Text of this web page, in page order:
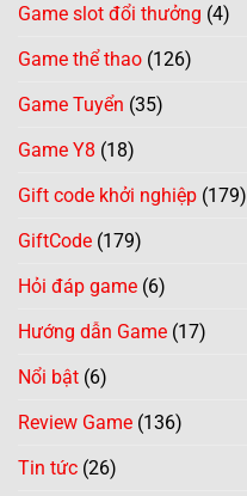
Game slot đổi thưởng (4)
Game thể thao (126)
Game Tuyển (35)
Game Y8 (18)
Gift code khởi nghiệp (179)
GiftCode (179)
Hỏi đáp game (6)
Hướng dẫn Game (17)
Nổi bật (6)
Review Game (136)
Tin tức (26)